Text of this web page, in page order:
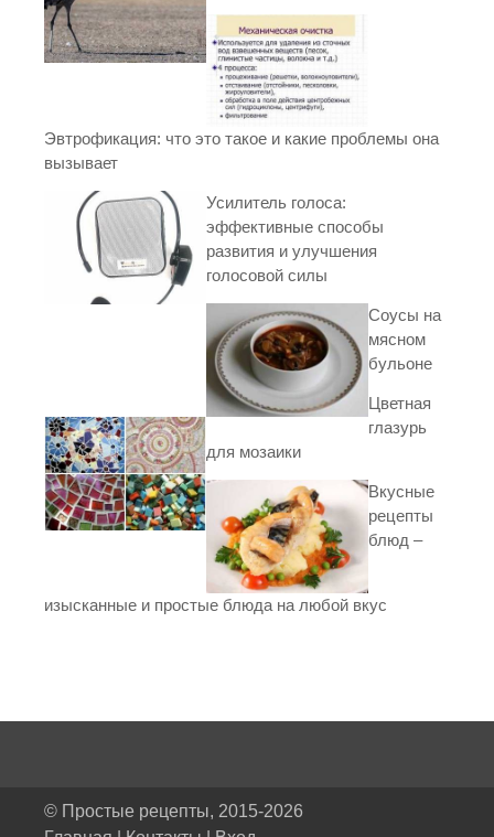
Эвтрофикация: что это такое и какие проблемы она
вызывает
Усилитель голоса:
эффективные способы
развития и улучшения
голосовой силы
Соусы на
мясном
бульоне
Цветная
глазурь
для мозаики
Вкусные
рецепты
блюд –
изысканные и простые блюда на любой вкус
© Простые рецепты, 2015-2026